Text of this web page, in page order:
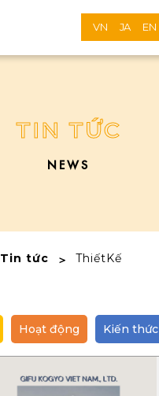
VN JA EN
TIN TỨC
NEWS
Tin tức ThiếtKế
Hoạt động Kiến thức